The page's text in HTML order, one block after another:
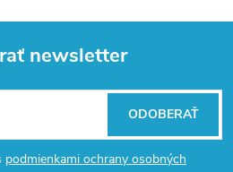
newsletter
podmienkami ochrany osobných
ODOBERAŤ